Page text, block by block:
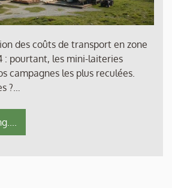
des coûts de transport en zone
: pourtant, les mini-laiteries
campagnes les plus reculées.
?…